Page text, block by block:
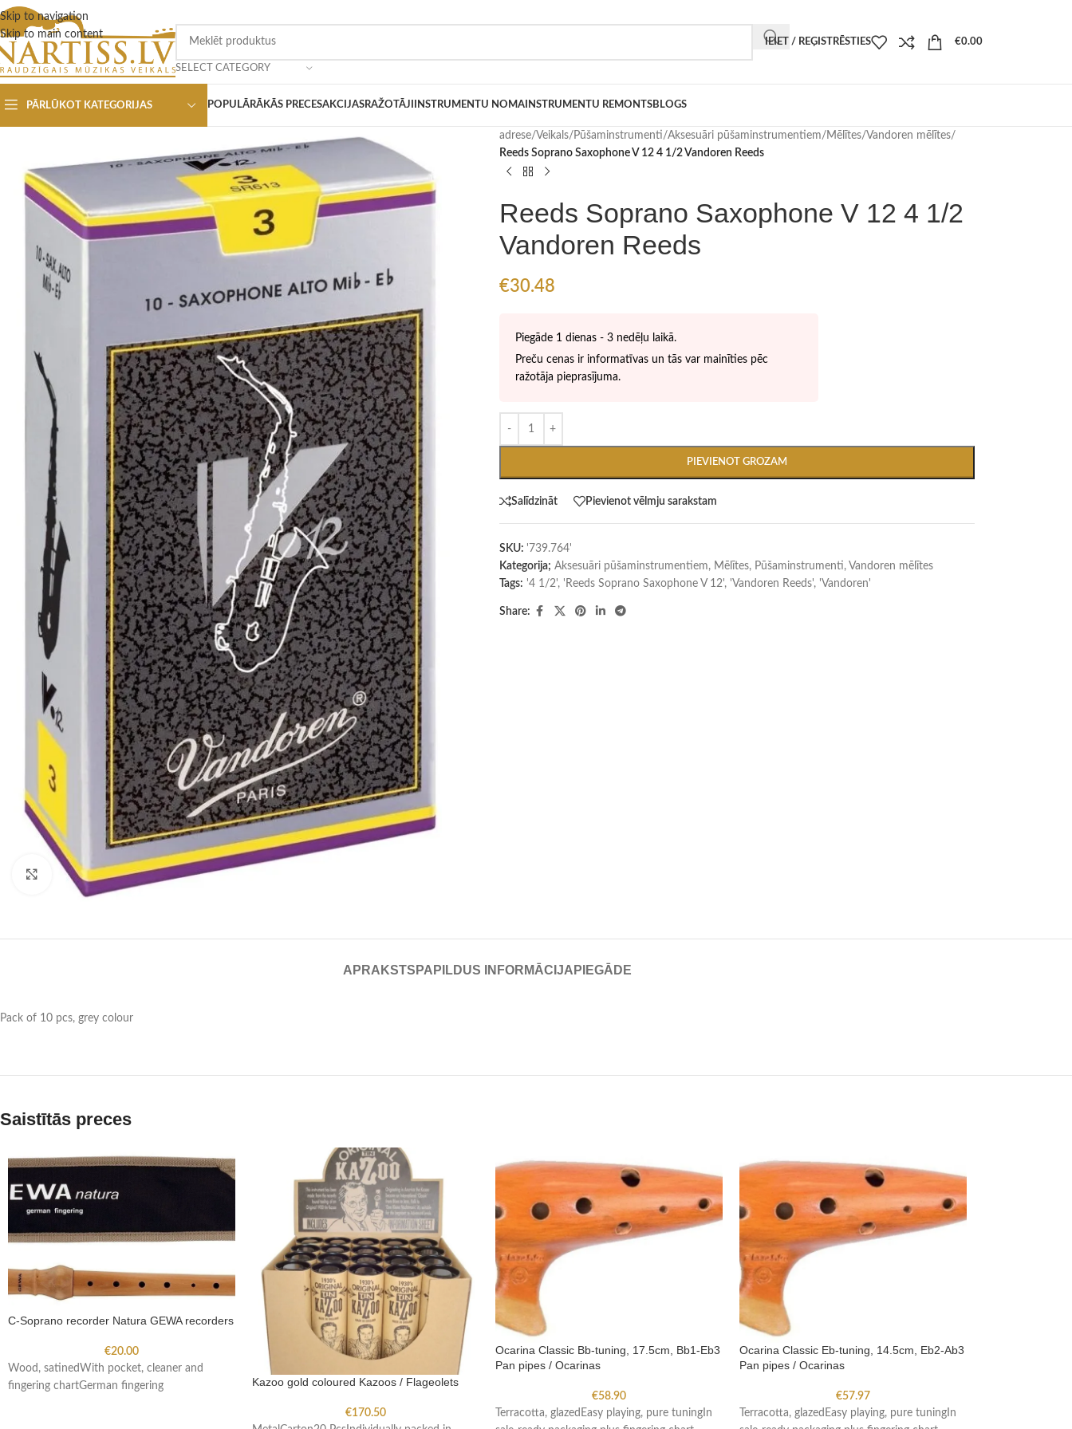
Skip to navigation
Skip to main content
SELECT CATEGORY
IEIET / REĢISTRĒSTIES €0.00
PĀRLŪKOT KATEGORIJAS POPULĀRĀKĀS PRECESAKCIJASRAŽOTĀJI INSTRUMENTU NOMA INSTRUMENTU REMONTSBLOGS
Click to enlarge
adrese/Veikals/ Pūšaminstrumenti/Aksesuāri pūšaminstrumentiem/ Mēlītes/Vandoren mēlītes/
Reeds Soprano Saxophone V 12 4 1/2 Vandoren Reeds
Reeds Soprano Saxophone V 12 4 1/2
Vandoren Reeds
€30.48
Piegāde 1 dienas - 3 nedēļu laikā.
Preču cenas ir informatīvas un tās var mainīties pēc
ražotāja pieprasījuma.
PIEVIENOT GROZAM
Salīdzināt Pievienot vēlmju sarakstam
SKU: '739.764'
Kategorija; Aksesuāri pūšaminstrumentiem, Mēlītes, Pūšaminstrumenti, Vandoren mēlītes
Tags: '4 1/2', 'Reeds Soprano Saxophone V 12', 'Vandoren Reeds', 'Vandoren'
Share:
APRAKSTS PAPILDUS INFORMĀCIJA PIEGĀDE
Pack of 10 pcs, grey colour
Saistītās preces
C-Soprano recorder Natura GEWA recorders
€20.00
Wood, satinedWith pocket, cleaner and
fingering chartGerman fingering
Kazoo gold coloured Kazoos / Flageolets
€170.50
Ocarina Classic Bb-tuning, 17.5cm, Bb1-Eb3
Pan pipes / Ocarinas
€58.90
Terracotta, glazedEasy playing, pure tuningIn
Ocarina Classic Eb-tuning, 14.5cm, Eb2-Ab3
Pan pipes / Ocarinas
€57.97
Terracotta, glazedEasy playing, pure tuningIn